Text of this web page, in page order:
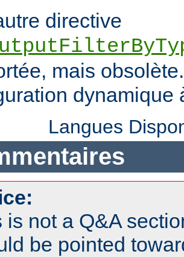
directive
mais
dynamique
Langues
is not a Q&A
be pointed